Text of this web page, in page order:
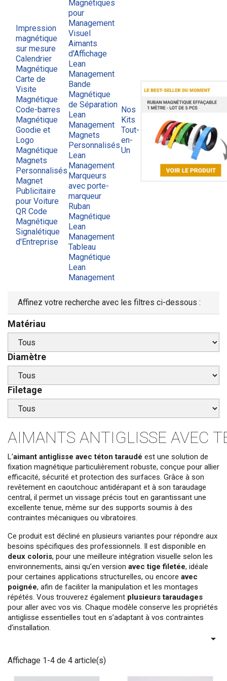
Impression
magnétique
sur mesure
Calendrier
Magnétique
Carte de
Visite
Magnétique
Code-barres
Magnétique
Goodie et
Logo
Magnétique
Magnets
Personnalisés
Magnet
Publicitaire
pour Voiture
QR Code
Magnétique
Signalétique
d'Entreprise
Magnétiques
pour
Management
Visuel
Aimants
d'Affichage
Lean
Management
Bande
Magnétique
de Séparation
Lean
Management
Magnets
Personnalisés
Lean
Management
Marqueurs
avec porte-
marqueur
Ruban
Magnétique
Lean
Management
Tableau
Magnétique
Lean
Management
Nos
Kits
Tout-
en-
Un
Affinez votre recherche avec les filtres ci-dessous :
Matériau
Diamètre
Filetage
AIMANTS ANTIGLISSE AVEC
L’aimant antiglisse avec téton taraudé est une solution de
fixation magnétique particulièrement robuste, conçue pour allier
efficacité, sécurité et protection des surfaces. Grâce à son
revêtement en caoutchouc antidérapant et à son taraudage
central, il permet un vissage précis tout en garantissant une
excellente tenue, même sur des supports soumis à des
contraintes mécaniques ou vibratoires.
Ce produit est décliné en plusieurs variantes pour répondre aux
besoins spécifiques des professionnels. Il est disponible en
deux coloris, pour une meilleure intégration visuelle selon les
environnements, ainsi qu’en version avec tige filetée, idéale
pour certaines applications structurelles, ou encore avec
poignée, afin de faciliter la manipulation et les montages
répétés. Vous trouverez également plusieurs taraudages
pour aller avec vos vis. Chaque modèle conserve les propriétés
antiglisse essentielles tout en s’adaptant à vos contraintes
d’installation.

Affichage 1-4 de 4 article(s)